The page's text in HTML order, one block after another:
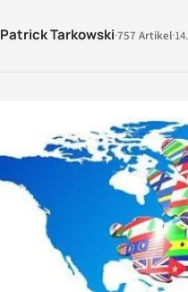
Patrick Tarkowski·757 Artikel·